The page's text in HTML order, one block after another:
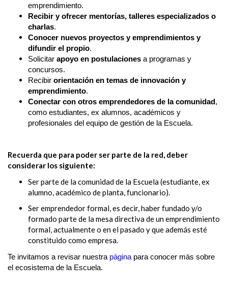
emprendimiento.
Recibir y ofrecer mentorías, talleres especializados o
charlas.
Conocer nuevos proyectos y emprendimientos y
difundir el propio.
Solicitar apoyo en postulaciones a programas y
concursos.
Recibir orientación en temas de innovación y
emprendimiento.
Conectar con otros emprendedores de la comunidad,
como estudiantes, ex alumnos, académicos y
profesionales del equipo de gestión de la Escuela.
Recuerda que para poder ser parte de la red, deber
considerar los siguiente:
Ser parte de la comunidad de la Escuela (estudiante, ex
alumno, académico de planta, funcionario).
Ser emprendedor formal, es decir, haber fundado y/o
formado parte de la mesa directiva de un emprendimiento
formal, actualmente o en el pasado y que además esté
constituido como empresa.
Te invitamos a revisar nuestra página para conocer más sobre
el ecosistema de la Escuela.